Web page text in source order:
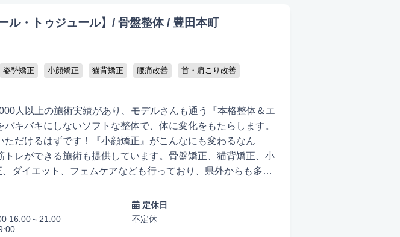
・トゥジュール】/ 骨盤整体 / 豊田本町
姿勢矯正 小顔矯正 猫背矯正 腰痛改善
首・肩こり改善
人以上の施術実績があり、モデルさんも通う『本格整体＆エ
バキバキにしないソフトな整体で、体に変化をもたらします。
ただけるはずです！『小顔矯正』がこんなにも変わるなん
トレができる施術も提供しています。骨盤矯正、猫背矯正、小
ダイエット、フェムケアなども行っており、県外からも多く
思う存分楽しんでいただきたい！綺麗になり、かっこよくな
楽しんでほしい！身体を整えることが義務ではなく、楽しいと
、施術も接客も常に真剣勝負です！ お客様のお体をしっかりと
16:00～21:00
定休日
不定休